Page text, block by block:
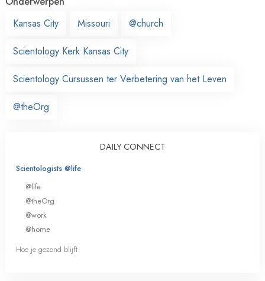
Kansas City
Missouri @church
Scientology Kerk Kansas City
Scientology Cursussen ter Verbetering van het Leven
@theOrg
DAILY CONNECT
Scientologists @life
@life
@theOrg
@work
@home
Hoe je gezond blijft